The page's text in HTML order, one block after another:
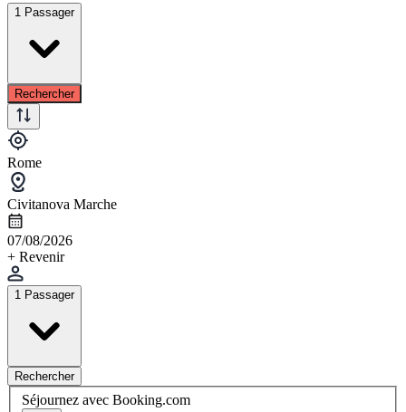
1 Passager
Rechercher
Rome
Civitanova Marche
07/08/2026
+ Revenir
1 Passager
Rechercher
Séjournez avec Booking.com